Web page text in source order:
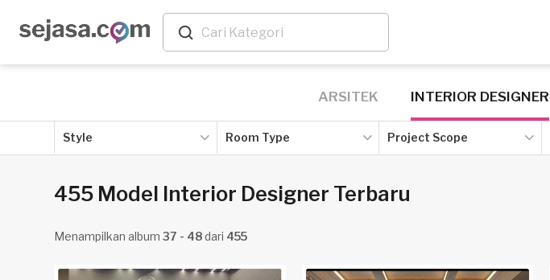
ARSITEK INTERIOR DESIGNER
Style Room Type Project Scope
455 Model Interior Designer Terbaru
Menampilkan album 37 - 48dari 455